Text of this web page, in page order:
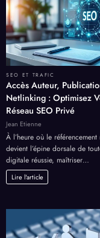
SEO ET TRAFIC
Accès Auteur,
Netlinking : Optimisez
Réseau SEO Privé
Jean Etienne
À l’heure où le référencement
devient l’épine dorsale de
digitale réussie, maîtriser…
Lire l'article